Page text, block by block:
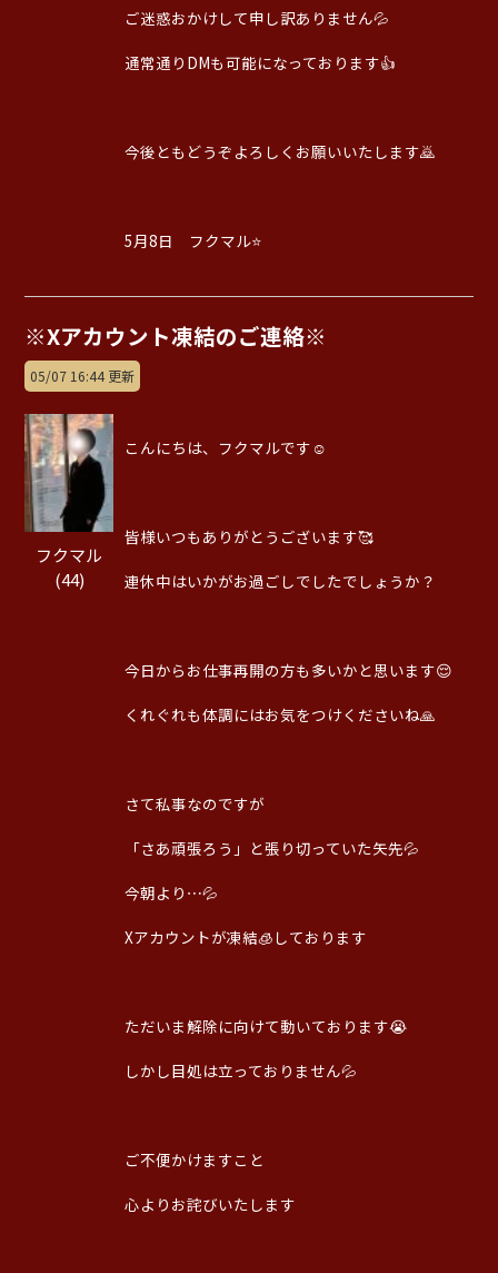
ご迷惑おかけして申し訳ありません💦
通常通りDMも可能になっております👍
今後ともどうぞよろしくお願いいたします🙇
5月8日 フクマル⭐
※Xアカウント凍結のご連絡※
05/07 16:44 更新
フクマル
(44)
こんにちは、フクマルです☺️
皆様いつもありがとうございます🥰
連休中はいかがお過ごしでしたでしょうか？
今日からお仕事再開の方も多いかと思います😌
くれぐれも体調にはお気をつけくださいね🙏
さて私事なのですが
「さあ頑張ろう」と張り切っていた矢先💦
今朝より⋯💦
Xアカウントが凍結🧊しております
ただいま解除に向けて動いております😭
しかし目処は立っておりません💦
ご不便かけますこと
心よりお詫びいたします